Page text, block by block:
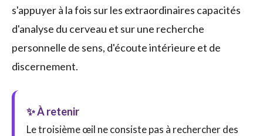
s'appuyer à la fois sur les extraordinaires capacités
d'analyse du cerveau et sur une recherche
personnelle de sens, d'écoute intérieure et de
discernement.
✨ À retenir
Le troisième œil ne consiste pas à rechercher des